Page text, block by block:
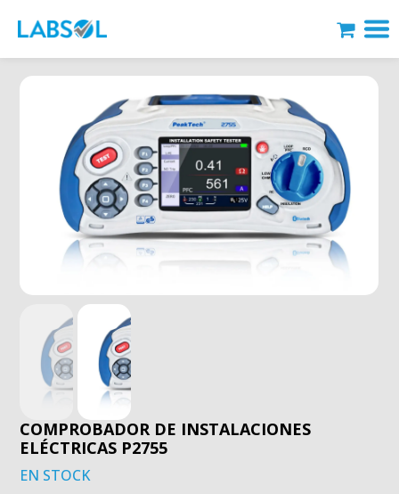
COMPROBADOR DE INSTALACIONES
ELÉCTRICAS P2755
EN STOCK